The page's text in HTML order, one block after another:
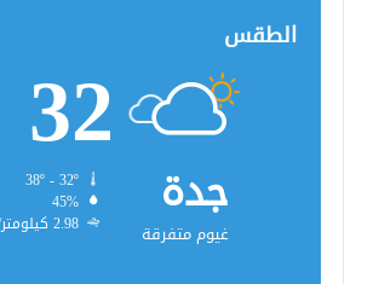
الطقس
جدة
غيوم متفرقة
32
45%
2.98 كيلومتر/ساعة